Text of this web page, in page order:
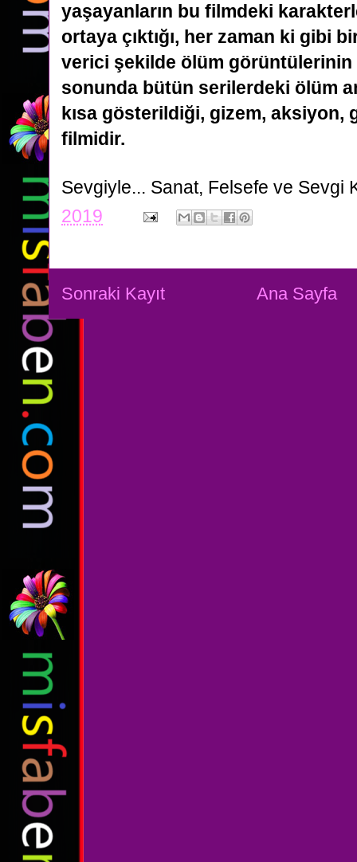
yaşayanların bu filmdeki
ortaya çıktığı, her zaman ki gibi
verici şekilde ölüm
sonunda bütün serilerdeki ölüm
kısa gösterildiği, gizem, aksiyon,
filmidir.
Sevgiyle... Sanat, Felsefe ve Sevgi
2019
Sonraki Kayıt Ana Sayfa